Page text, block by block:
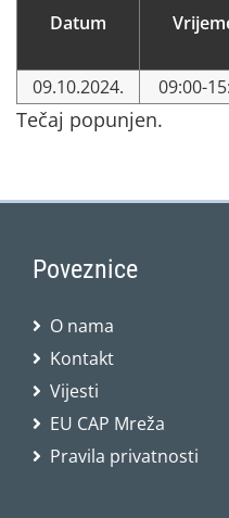
Datum
09.10.2024. 09:00-
Tečaj popunjen.
Poveznice
O nama
Kontakt
Vijesti
EU CAP Mreža
Pravila privatnosti